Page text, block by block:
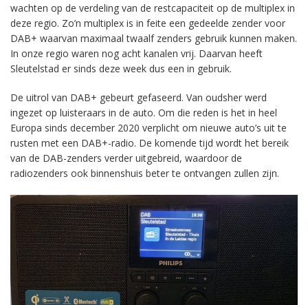
wachten op de verdeling van de restcapaciteit op de multiplex in
deze regio. Zo’n multiplex is in feite een gedeelde zender voor
DAB+ waarvan maximaal twaalf zenders gebruik kunnen maken.
In onze regio waren nog acht kanalen vrij. Daarvan heeft
Sleutelstad er sinds deze week dus een in gebruik.
De uitrol van DAB+ gebeurt gefaseerd. Van oudsher werd
ingezet op luisteraars in de auto. Om die reden is het in heel
Europa sinds december 2020 verplicht om nieuwe auto’s uit te
rusten met een DAB+-radio. De komende tijd wordt het bereik
van de DAB-zenders verder uitgebreid, waardoor de
radiozenders ook binnenshuis beter te ontvangen zullen zijn.